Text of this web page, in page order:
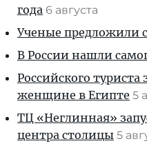
года 6 августа
Ученые предложили
В России нашли
Российского
женщине в Египте 5
ТЦ «Неглинная»
центра столицы 5